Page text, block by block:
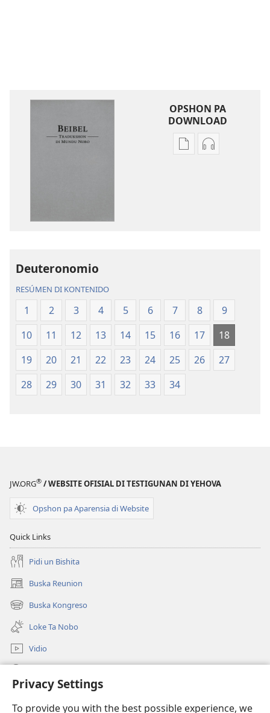
Privacy Settings
To provide you with the best possible experience, we
OPSHON PA
DOWNLOAD
OpshonOpshon
Deuteronomio
RESÚMEN DI KONTENIDO
1 2 3 4 5 6 7 8
9
10
11 12 13 14 15 16 17
18
19
20 21 22 23 24 25 26
27
28
29 30 31 32 33 34
JW.ORG® / WEBSITE OFISIAL DI TESTIGUNAN DI YEHOVA
Opshon pa Aparensia di Website
Quick Links
Pidi un Bishita
Buska Reunion
(opens
new
window)
Buska Kongreso
(opens
new
window)
Loke Ta Nobo
Vidio
(opens